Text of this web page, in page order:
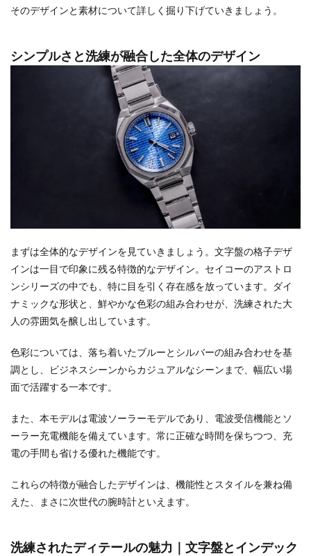
そのデザインと素材について詳しく掘り下げていきましょう。
シンプルさと洗練が融合した全体のデザイン
まずは全体的なデザインを見ていきましょう。文字盤の格子デザ
インは一目で印象に残る特徴的なデザイン。セイコーのアストロ
ンシリーズの中でも、特に目を引く存在感を放っています。ダイ
ナミックな形状と、鮮やかな色彩の組み合わせが、洗練された大
人の雰囲気を醸し出しています。
色彩については、落ち着いたブルーとシルバーの組み合わせを基
調とし、ビジネスシーンからカジュアルなシーンまで、幅広い場
面で活躍する一本です。
また、本モデルは電波ソーラーモデルであり、電波受信機能とソ
ーラー充電機能を備えています。常に正確な時間を保ちつつ、充
電の手間も省ける優れた機能です。
これらの特徴が融合したデザインは、機能性とスタイルを兼ね備
えた、まさに次世代の腕時計といえます。
洗練されたディテールの魅力｜文字盤とインデック